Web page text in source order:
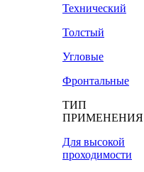
Технический
Толстый
Угловые
Фронтальные
ТИП
ПРИМЕНЕНИЯ
Для высокой
проходимости